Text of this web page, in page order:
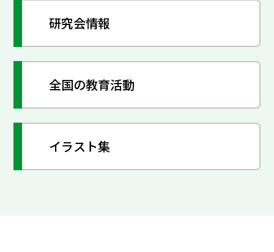
研究会情報
全国の教育活動
イラスト集